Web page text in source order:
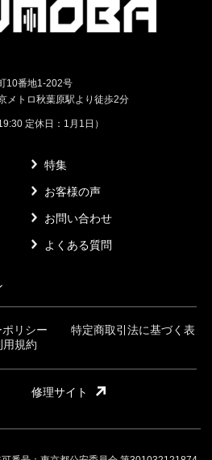
10番地1-202号
メトロ秋葉原駅より徒歩2分
定休日：1月1日）
特集
お客様の声
お問い合わせ
よくある質問
リシー
特定商取引法に基づく表
用規約
修理サイト